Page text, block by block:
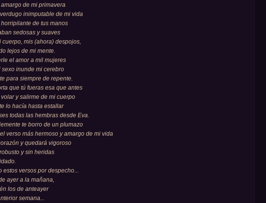
de mi primavera
inimputable de mi vida
de tus manos
sedosas y suaves
cuerpo, mis (ahora) despojos,
lejos de mi mente.
el amor a mil mujeres
sexo inunde mi cerebro
para siempre de repente.
que tú fueras esa que antes
y salirme de mi cuerpo
lo hacía hasta estallar
todas las hembras desde Eva.
te borro de un plumazo
verso más hermoso y amargo de mi vida
y quedará vigoroso
y sin heridas
estos versos por despecho...
ayer a la mañana,
los de anteayer
semana...